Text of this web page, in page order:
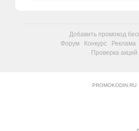
Добавить промокод
Форум
Конкурс Реклама
Проверка акций
PROMOKODIN.RU